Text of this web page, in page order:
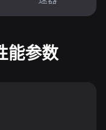
能参数